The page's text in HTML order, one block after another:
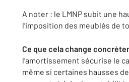
A noter : le LMNP subit une
l’imposition des meublés de
Ce que cela change
l’amortissement sécurise le
même si certaines hausses